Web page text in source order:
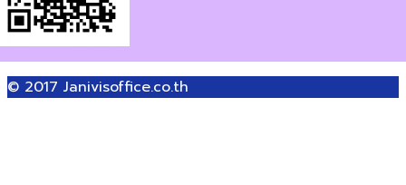
© 2017 Janivisoffice.co.th